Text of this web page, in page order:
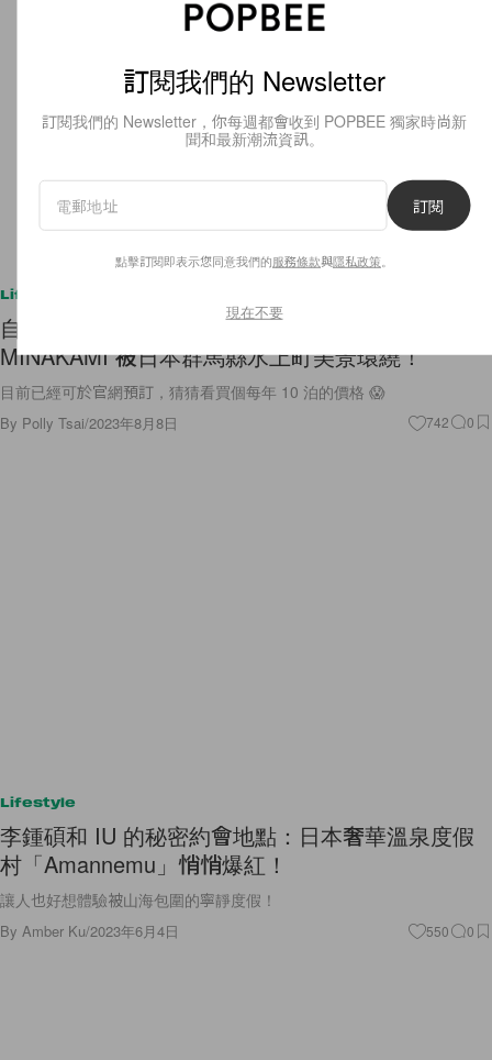
Lifestyle
自住別墅，還能當飯店租：NOT A HOTEL
MINAKAMI 被日本群馬縣水上町美景環繞！
目前已經可於官網預訂，猜猜看買個每年 10 泊的價格 😱
By Polly Tsai/2023年8月8日 742 0
Lifestyle
李鍾碩和 IU 的秘密約會地點：日本奢華溫泉度假
村「Amannemu」悄悄爆紅！
讓人也好想體驗被山海包圍的寧靜度假！
By Amber Ku/2023年6月4日 550 0
訂閱我們的 Newsletter
訂閱我們的 Newsletter，你每週都會收到 POPBEE 獨家時尚新
聞和最新潮流資訊。
訂閱
點擊訂閱即表示您同意我們的服務條款與隱私政策
現在不要